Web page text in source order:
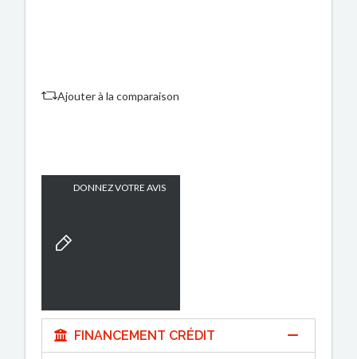
Ajouter à la comparaison
DONNEZ VOTRE AVIS
FINANCEMENT CRÉDIT